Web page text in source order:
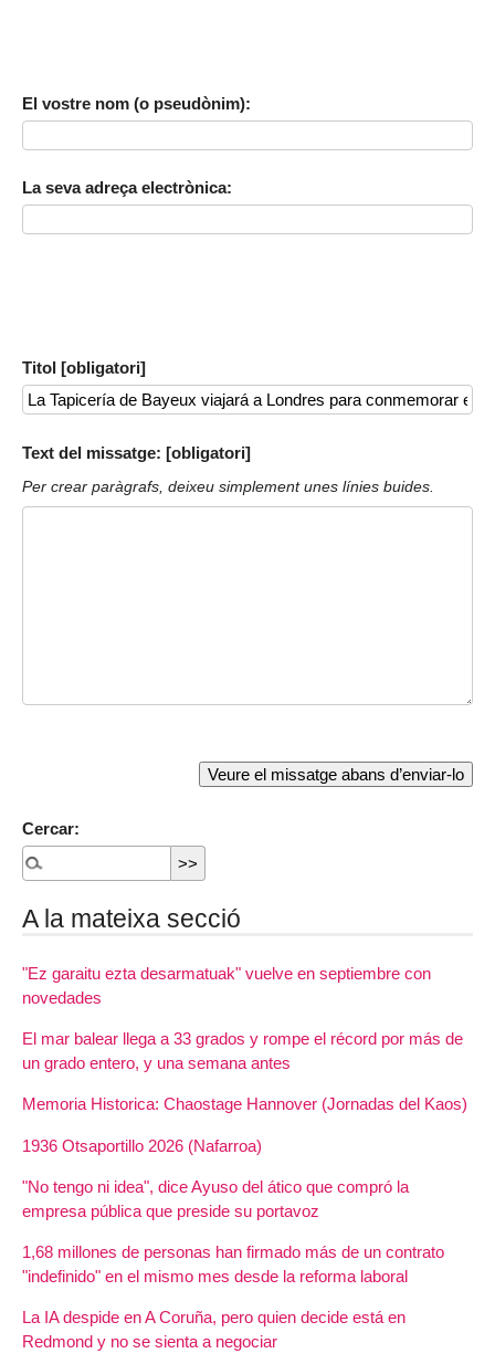
El vostre nom (o pseudònim):
La seva adreça electrònica:
Titol [obligatori]
Text del missatge: [obligatori]
Per crear paràgrafs, deixeu simplement unes línies buides.
Cercar:
A la mateixa secció
"Ez garaitu ezta desarmatuak" vuelve en septiembre con
novedades
El mar balear llega a 33 grados y rompe el récord por más de
un grado entero, y una semana antes
Memoria Historica: Chaostage Hannover (Jornadas del Kaos)
1936 Otsaportillo 2026 (Nafarroa)
"No tengo ni idea", dice Ayuso del ático que compró la
empresa pública que preside su portavoz
1,68 millones de personas han firmado más de un contrato
"indefinido" en el mismo mes desde la reforma laboral
La IA despide en A Coruña, pero quien decide está en
Redmond y no se sienta a negociar